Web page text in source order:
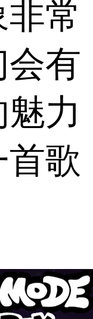
常
有
力
歌